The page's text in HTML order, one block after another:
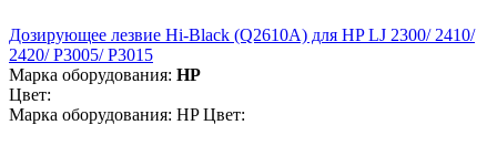
Дозирующее лезвие Hi-Black (Q2610A) для HP LJ 2300/ 2410/
2420/ P3005/ P3015
Марка оборудования: HP
Цвет:
Марка оборудования: HP Цвет: